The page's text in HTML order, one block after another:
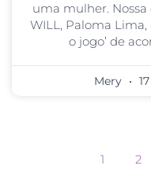
uma mulher.
WILL, Paloma
o jogo’ de
Mery
1 2